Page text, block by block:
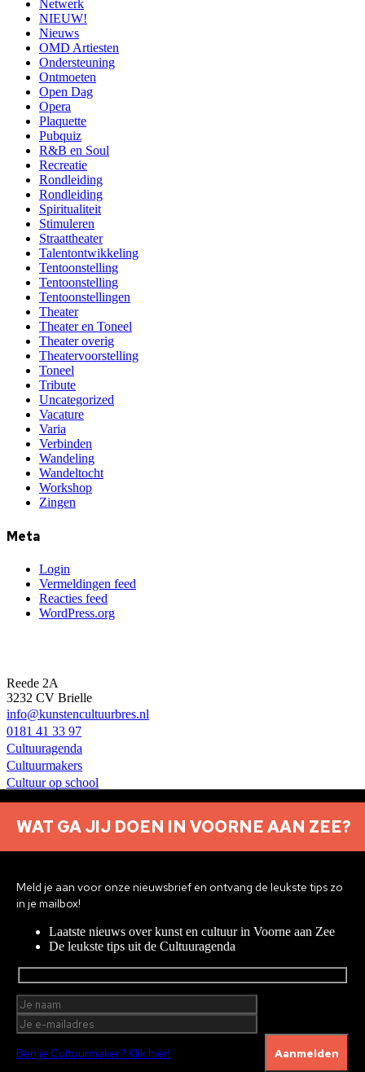
Netwerk
NIEUW!
Nieuws
OMD Artiesten
Ondersteuning
Ontmoeten
Open Dag
Opera
Plaquette
Pubquiz
R&B en Soul
Recreatie
Rondleiding
Rondleiding
Spiritualiteit
Stimuleren
Straattheater
Talentontwikkeling
Tentoonstelling
Tentoonstelling
Tentoonstellingen
Theater
Theater en Toneel
Theater overig
Theatervoorstelling
Toneel
Tribute
Uncategorized
Vacature
Varia
Verbinden
Wandeling
Wandeltocht
Workshop
Zingen
Meta
Login
Vermeldingen feed
Reacties feed
WordPress.org
Reede 2A
3232 CV Brielle
info@kunstencultuurbres.nl
0181 41 33 97
Cultuuragenda
Cultuurmakers
Cultuur op school
Over ons
Nieuwsbrief aanmelden
Privacyverklaring
© 2026 Brielle Met ♥︎ gemaakt:webdesign agency Brendly& Mad
Pack
Home
Cultuuragenda
Voor cultuurmakers
Cultuur op school
Cultuuraanbieders
Over ons
WAT GA JIJ DOEN IN VOORNE AAN ZEE?
Meld je aan voor onze nieuwsbrief en ontvang de leukste tips zo
in je mailbox!
Laatste nieuws over kunst en cultuur in Voorne aan Zee
De leukste tips uit de Cultuuragenda
Ben je Cultuurmaker? Klik hier!